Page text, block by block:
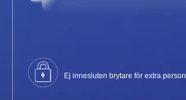
Ej innesluten brytare för extra